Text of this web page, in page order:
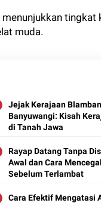
tingkat
muda.
Jejak Kerajaan
Banyuwangi: Kisah
di Tanah Jawa
Rayap Datang Tanpa
Awal dan Cara
Sebelum Terlambat
Cara Efektif Mengatasi